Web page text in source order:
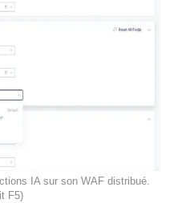
IA sur son WAF distribué.
F5)